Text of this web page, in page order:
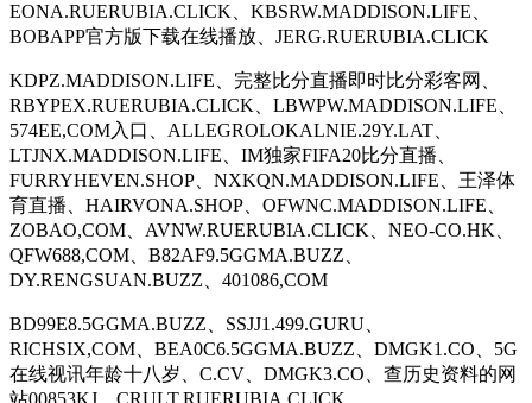
EONA.RUERUBIA.CLICK、KBSRW.MADDISON.LIFE、
BOBAPP官方版下载在线播放、JERG.RUERUBIA.CLICK
KDPZ.MADDISON.LIFE、完整比分直播即时比分彩客网、
RBYPEX.RUERUBIA.CLICK、LBWPW.MADDISON.LIFE、
574EE,COM入口、ALLEGROLOKALNIE.29Y.LAT、
LTJNX.MADDISON.LIFE、IM独家FIFA20比分直播、
FURRYHEVEN.SHOP、NXKQN.MADDISON.LIFE、王泽体
育直播、HAIRVONA.SHOP、OFWNC.MADDISON.LIFE、
ZOBAO,COM、AVNW.RUERUBIA.CLICK、NEO-CO.HK、
QFW688,COM、B82AF9.5GGMA.BUZZ、
DY.RENGSUAN.BUZZ、401086,COM
BD99E8.5GGMA.BUZZ、SSJJ1.499.GURU、
RICHSIX,COM、BEA0C6.5GGMA.BUZZ、DMGK1.CO、5G
在线视讯年龄十八岁、C.CV、DMGK3.CO、查历史资料的网
站00853KJ、CRULT.RUERUBIA.CLICK、